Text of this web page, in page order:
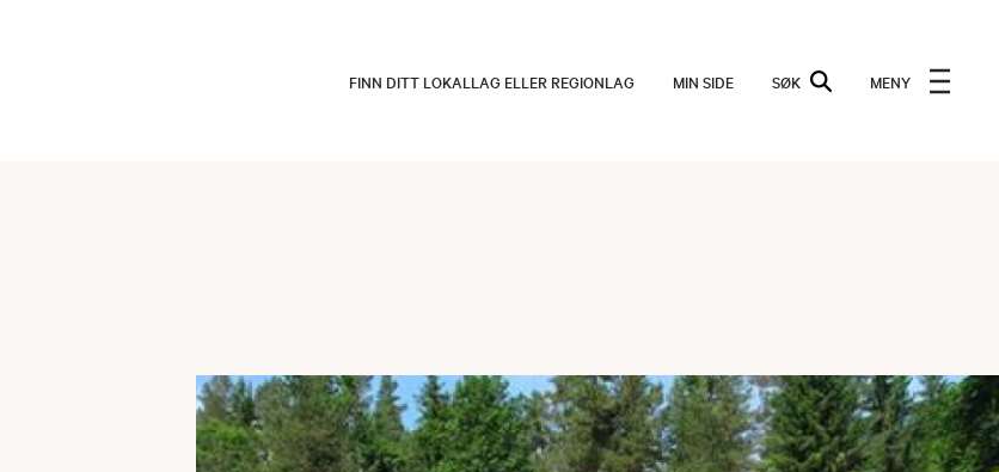
FINN DITT LOKALLAG ELLER REGIONLAG MIN SIDE SØK MENY